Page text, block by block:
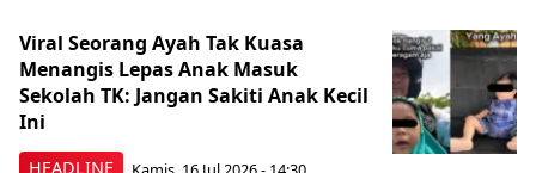
HEADLINE
Viral Seorang Ayah Tak Kuasa
Menangis Lepas Anak Masuk
Sekolah TK: Jangan Sakiti Anak Kecil
Ini